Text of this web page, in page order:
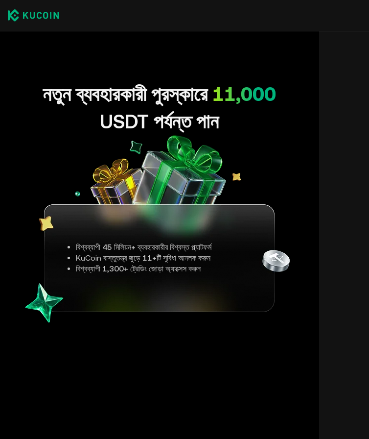
নতুন ব্যবহারকারী পুরস্কারে 11,000
USDT পর্যন্ত পান
বিশ্বব্যাপী 45 মিলিয়ন+ ব্যবহারকারীর বিশ্বস্ত প্ল্যাটফর্ম
KuCoin বাস্তুতন্ত্র জুড়ে 11+টি সুবিধা আনলক করুন
বিশ্বব্যাপী 1,300+ ট্রেডিং জোড়া অ্যাক্সেস করুন